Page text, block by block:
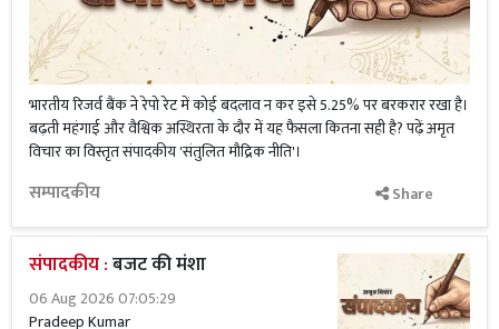
भारतीय रिजर्व बैंक ने रेपो रेट में कोई बदलाव न कर इसे 5.25% पर बरकरार रखा है।
बढ़ती महंगाई और वैश्विक अस्थिरता के दौर में यह फैसला कितना सही है? पढ़ें अमृत
विचार का विस्तृत संपादकीय 'संतुलित मौद्रिक नीति'।
सम्पादकीय Share
संपादकीय :बजट की मंशा
06 Aug 2026 07:05:29
Pradeep Kumar